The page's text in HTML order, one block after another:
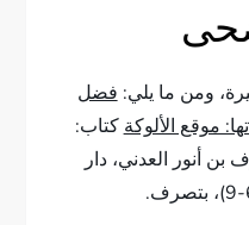
ومن ما يلي: فضل
موقع الألوكة كتاب:
أنور العدني، دار